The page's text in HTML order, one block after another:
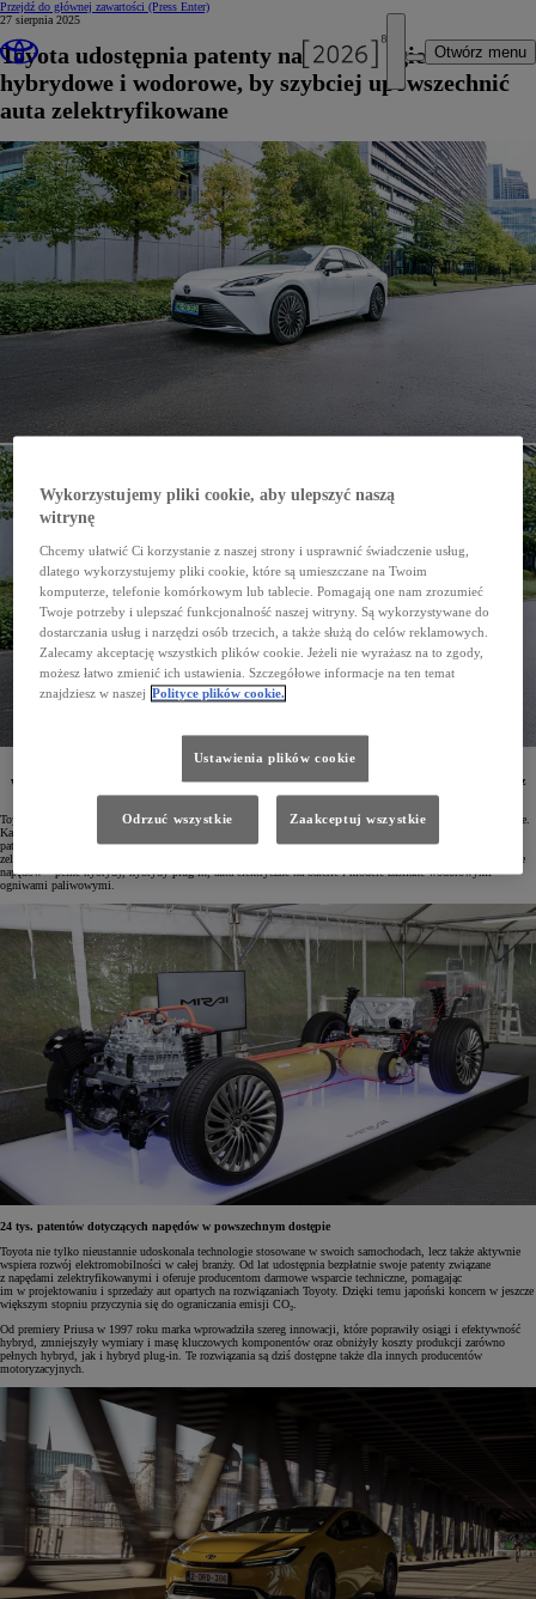
Przejdź do głównej zawartości (Press Enter)
Otwórz menu
27 sierpnia 2025
Toyota udostępnia patenty na technologie
hybrydowe i wodorowe, by szybciej upowszechnić
auta zelektryfikowane
Toyota od ponad trzech dekad wyznacza kierunek w rozwoju elektromobilności. Aby przyspieszyć
wykorzystanie niezawodnych nisko- i bezemisyjnych rozwiązań, firma udostępnia swoje patenty bez
opłat oraz oferuje innym producentom dodatkowe wsparcie.
Toyota ma ugruntowaną pozycję jednego z najbardziej innowacyjnych koncernów motoryzacyjnych na świecie.
Każdego roku inwestuje około 32,3 mld zł w badania i rozwój oraz składa blisko 15 tysięcy wniosków
patentowych w Japonii i poza jej granicami, z czego znaczną część stanowią zgłoszenia dotyczące technologii
zelektryfikowanych. Marka od ponad 30 lat rozwija elektromobilność, a jej oferta obejmuje wszystkie rodzaje
napędów – pełne hybrydy, hybrydy plug-in, auta elektryczne na baterie i modele zasilane wodorowymi
ogniwami paliwowymi.
24 tys. patentów dotyczących napędów w powszechnym dostępie
Toyota nie tylko nieustannie udoskonala technologie stosowane w swoich samochodach, lecz także aktywnie
wspiera rozwój elektromobilności w całej branży. Od lat udostępnia bezpłatnie swoje patenty związane
z napędami zelektryfikowanymi i oferuje producentom darmowe wsparcie techniczne, pomagając
im w projektowaniu i sprzedaży aut opartych na rozwiązaniach Toyoty. Dzięki temu japoński koncern w jeszcze
większym stopniu przyczynia się do ograniczania emisji CO₂.
Od premiery Priusa w 1997 roku marka wprowadziła szereg innowacji, które poprawiły osiągi i efektywność
hybryd, zmniejszyły wymiary i masę kluczowych komponentów oraz obniżyły koszty produkcji zarówno
pełnych hybryd, jak i hybryd plug-in. Te rozwiązania są dziś dostępne także dla innych producentów
motoryzacyjnych.
Wykorzystujemy pliki cookie, aby ulepszyć naszą
witrynę
Chcemy ułatwić Ci korzystanie z naszej strony i usprawnić świadczenie usług,
dlatego wykorzystujemy pliki cookie, które są umieszczane na Twoim
komputerze, telefonie komórkowym lub tablecie. Pomagają one nam zrozumieć
Twoje potrzeby i ulepszać funkcjonalność naszej witryny. Są wykorzystywane do
dostarczania usług i narzędzi osób trzecich, a także służą do celów reklamowych.
Zalecamy akceptację wszystkich plików cookie. Jeżeli nie wyrażasz na to zgody,
możesz łatwo zmienić ich ustawienia. Szczegółowe informacje na ten temat
znajdziesz w naszej Polityce plików cookie.
Ustawienia plików cookie
Odrzuć wszystkie Zaakceptuj wszystkie